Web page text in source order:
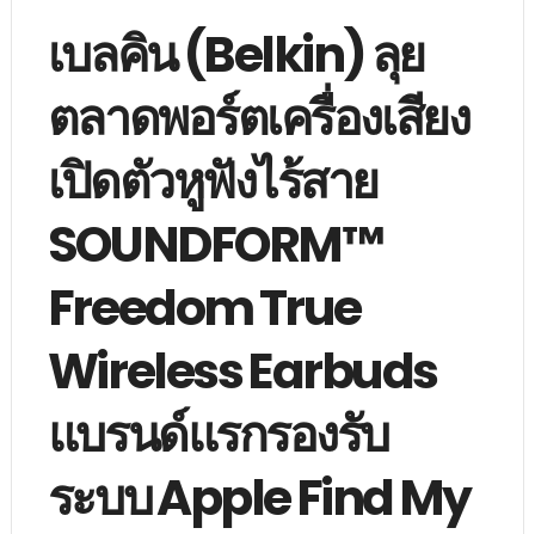
เบลคิน (Belkin) ลุย
ตลาดพอร์ตเครื่องเสียง
เปิดตัวหูฟังไร้สาย
SOUNDFORM™
Freedom True
Wireless Earbuds
แบรนด์แรกรองรับ
ระบบ Apple Find My